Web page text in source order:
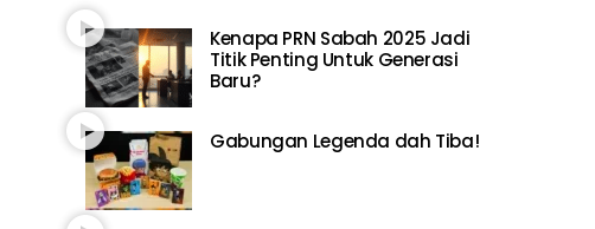
Kenapa PRN Sabah 2025 Jadi
Titik Penting Untuk Generasi
Baru?
Gabungan Legenda dah Tiba!